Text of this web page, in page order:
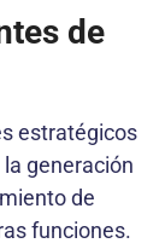
de
estratégicos
generación
de
funciones.